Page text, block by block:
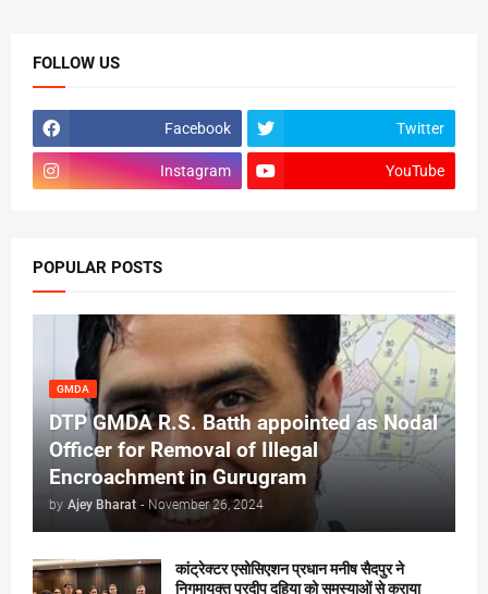
FOLLOW US
Facebook Twitter
Instagram YouTube
POPULAR POSTS
GMDA
DTP GMDA R.S. Batth appointed as Nodal
Officer for Removal of Illegal
Encroachment in Gurugram
by Ajey Bharat - November 26, 2024
कांट्रेक्टर एसोसिएशन प्रधान मनीष सैदपुर ने
निगमायुक्त प्रदीप दहिया को समस्याओं से कराया